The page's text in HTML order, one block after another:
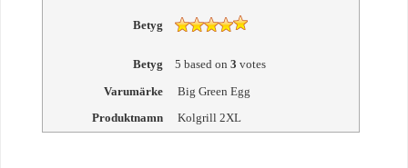
Betyg
Betyg 5 based on3 votes
Varumärke
Big Green Egg
Produktnamn
Kolgrill 2XL